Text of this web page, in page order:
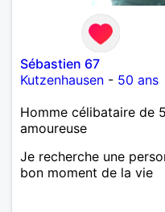
Sébastien 67
Kutzenhausen - 50 ans
Homme célibataire de
amoureuse
Je recherche une
bon moment de la vie